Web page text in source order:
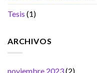
Tesis (1)
ARCHIVOS
noviembre 2023(2)